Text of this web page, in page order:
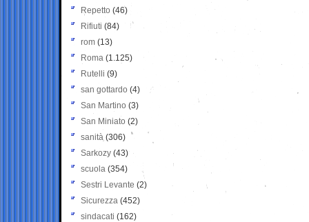
Repetto (46)
Rifiuti (84)
rom (13)
Roma (1.125)
Rutelli (9)
san gottardo (4)
San Martino (3)
San Miniato (2)
sanità (306)
Sarkozy (43)
scuola (354)
Sestri Levante (2)
Sicurezza (452)
sindacati (162)